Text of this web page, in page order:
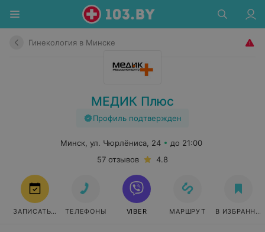
Гинекология в Минске
МЕДИК Плюс
Профиль подтвержден
Минск, ул. Чюрлёниса, 24
до 21:00
57 отзывов
4.8
ЗАПИСАТЬСЯ ТЕЛЕФОНЫ VIBER МАРШРУТ В ИЗБРАННОЕ